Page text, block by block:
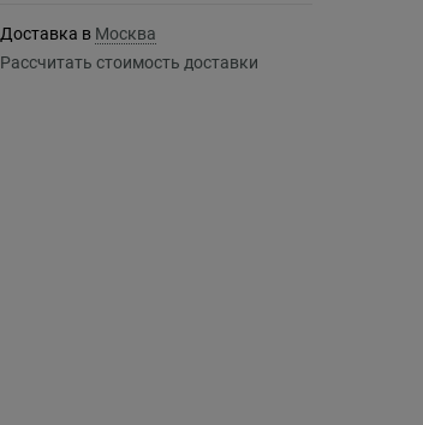
Доставка в Москва
Рассчитать стоимость доставки